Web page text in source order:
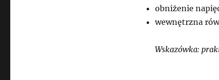
obniżenie
wewnętrzna
Wskazówka: